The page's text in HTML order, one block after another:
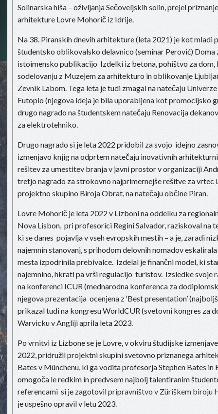
Solinarska hiša – oživljanja Sečoveljskih solin, prejel
arhitekture Lovre Mohorič iz Idrije.
Na 38. Piranskih dnevih arhitekture (leta 2021) je kot mladi
študentsko oblikovalsko delavnico (seminar Perović)
istoimensko publikacijo Izdelki iz betona, pohištvo za dom,
sodelovanju z Muzejem za arhitekturo in oblikovanje
Zevnik Labom. Tega leta je tudi zmagal na natečaju
Eutopio (njegova ideja je bila uporabljena kot promocijsko
drugo nagrado na študentskem natečaju Renovacija
za elektrotehniko.
Drugo nagrado si je leta 2022 pridobil za svojo idejno
izmenjavo knjig na odprtem natečaju inovativnih
rešitev za umestitev branja v javni prostor v organizaciji
tretjo nagrado za strokovno najprimernejše rešitve za vrtec
projektno skupino Biroja Obrat, na natečaju občine Piran.
Lovre Mohorič je leta 2022 v Lizboni na oddelku za
Nova Lisbon, pri profesorici Regini Salvador, raziskoval na
ki se danes pojavlja v vseh evropskih mestih – a je, zaradi
najemnin stanovanj, s prihodom delovnih nomadov
mesta izpodrinila prebivalce. Izdelal je finančni model, ki
najemnino, hkrati pa vrši regulacijo turistov. Izsledke svoje
na konferenci ICUR (mednarodna konferenca za
njegova prezentacija ocenjena z ‘Best presentation’
prikazal tudi na kongresu WorldCUR (svetovni kongres za
Warvicku v Angliji aprila leta 2023.
Po vrnitvi iz Lizbone se je Lovre, v okviru študijske
2022, pridružil projektni skupini svetovno priznanega
Bates v Münchenu, ki ga vodita profesorja Stephen Bates in
omogoča le redkim in predvsem najbolj talentiranim
referencami si je zagotovilpripravništvo v Züriškem biroju
je uspešno opravil v letu 2023.